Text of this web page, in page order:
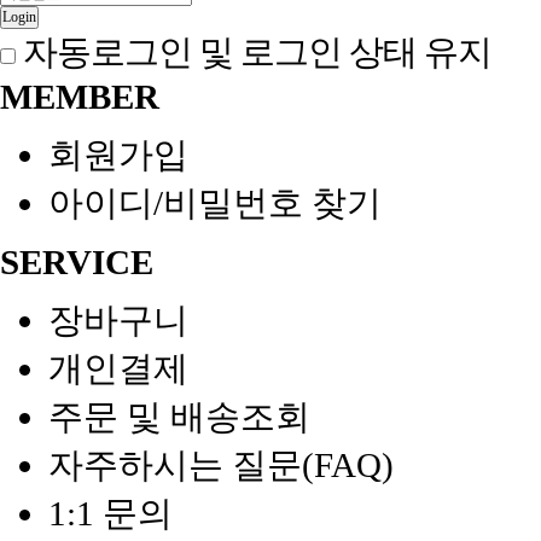
Login
자동로그인 및 로그인 상태 유지
MEMBER
회원가입
아이디/비밀번호 찾기
SERVICE
장바구니
개인결제
주문 및 배송조회
자주하시는 질문(FAQ)
1:1 문의